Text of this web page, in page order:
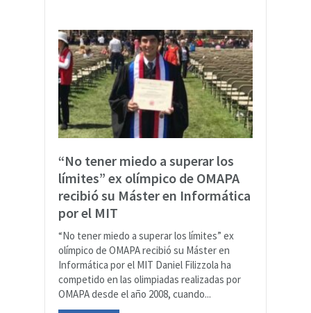
“No tener miedo a superar los
límites” ex olímpico de OMAPA
recibió su Máster en Informática
por el MIT
“No tener miedo a superar los límites” ex
olímpico de OMAPA recibió su Máster en
Informática por el MIT Daniel Filizzola ha
competido en las olimpiadas realizadas por
OMAPA desde el año 2008, cuando...